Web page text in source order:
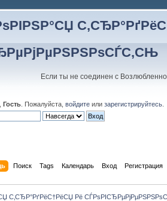
Если ты не соединен с
Гость . Пожалуйста, войдите или зарегистрируйтесь
Поиск Tags Календарь Вход Регистрация
С‚СЂР°РґРёС†РёСЏ Рё